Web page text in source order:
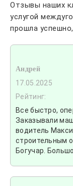
Отзывы наших
услугой
прошла
Андрей
17.05.2025
Рейтинг:
Все быстро,
Заказывали
водитель
строительным
Богучар.